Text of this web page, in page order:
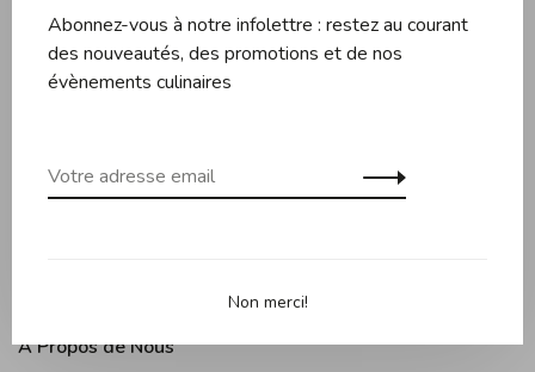
Couteaux et planches
Pâtisserie
Moments Gourmands
À Propos de Nous
Abonnez-vous à notre infolettre : restez au courant
des nouveautés, des promotions et de nos
évènements culinaires
Non merci!